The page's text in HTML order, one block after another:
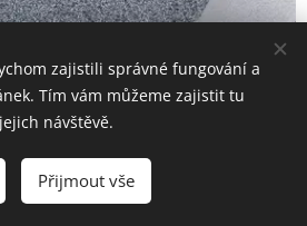
koberec
kamenný koberec, malý
zajistili správné fungování a
Tím vám můžeme zajistit tu
návštěvě.
Přijmout vše